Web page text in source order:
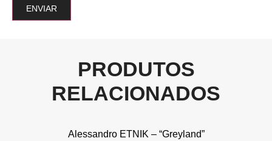
PRODUTOS
RELACIONADOS
Alessandro ETNIK – “Greyland”